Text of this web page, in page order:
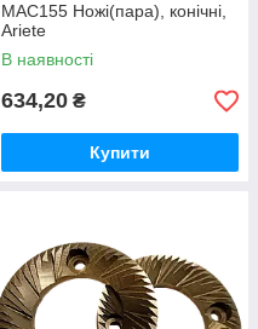
MAC155 Ножі(пара), конічні,
Ariete
В наявності
634,20 ₴
Купити